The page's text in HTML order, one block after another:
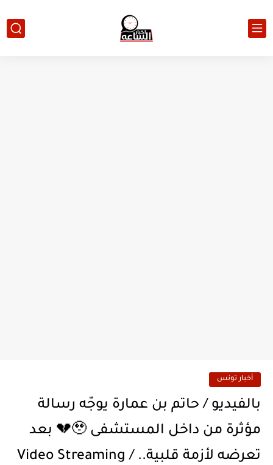
أخبار تونس
بالفيديو / حاتم بن عمارة يوجّه رسالة
مؤثرة من داخل المستشفى 🥹💔 بعد
تعرضه لأزمة قلبية.. / Video Streaming